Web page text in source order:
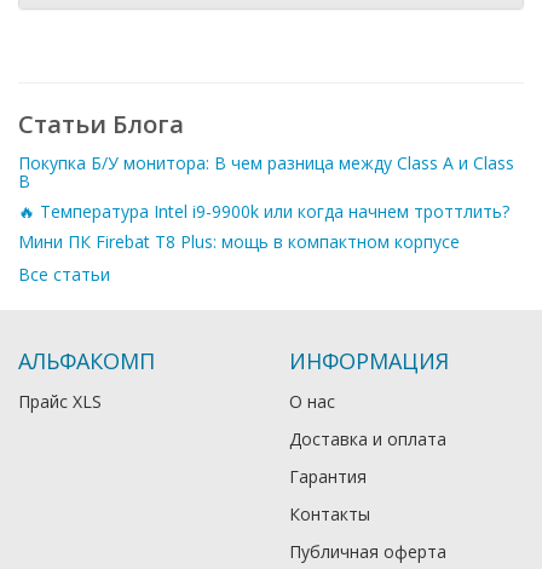
Статьи Блога
Покупка Б/У монитора: В чем разница между Class A и Class
B
🔥 Температура Intel i9-9900k или когда начнем троттлить?
Мини ПК Firebat T8 Plus: мощь в компактном корпусе
Все статьи
АЛЬФАКОМП
Прайс XLS
ИНФОРМАЦИЯ
О нас
Доставка и оплата
Гарантия
Контакты
Публичная оферта